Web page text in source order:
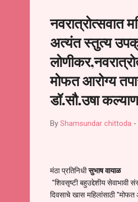
नवरात्रोत्सवात
अत्यंत स्तुत्य
मोफत आरोग्य
डॉ.सौ.उषा
By Shamsundar chittoda -
मंठा प्रतिनिधीसुभाष वायाळ
"शिवसृष्टी बहुउद्देशीय सेवाभावी
दिवसाचे खास महिलांसाठी